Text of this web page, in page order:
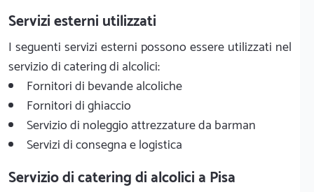
Servizi esterni utilizzati
I seguenti servizi esterni possono essere utilizzati nel
servizio di catering di alcolici:
Fornitori di bevande alcoliche
Fornitori di ghiaccio
Servizio di noleggio attrezzature da barman
Servizi di consegna e logistica
Servizio di catering di alcolici a Pisa